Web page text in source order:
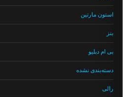
استون مارتین
بی ام دبلیو
دسته‌بندی نشده
رالی